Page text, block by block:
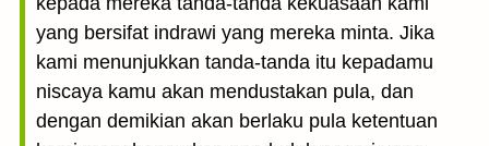
yang bersifat indrawi yang mereka minta. Jika
kami menunjukkan tanda-tanda itu kepadamu
niscaya kamu akan mendustakan pula, dan
dengan demikian akan berlaku pula ketentuan